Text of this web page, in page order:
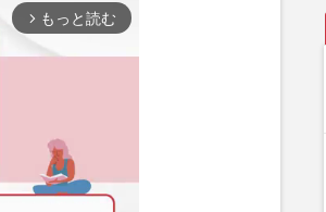
arrow_forward_ios もっと読む